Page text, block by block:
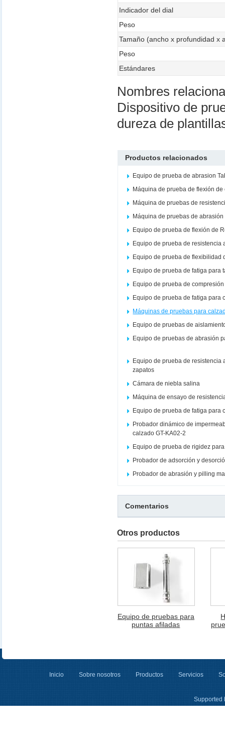
Indicador del dial
Peso
Tamaño (ancho x profundidad x
Peso
Estándares
Nombres
Dispositivo de
dureza de
Productos relacionados
Equipo de prueba de abrasion
Máquina de prueba de flexión de
Máquina de pruebas de
Máquina de pruebas de
Equipo de prueba de flexión de
Equipo de prueba de resistencia
Equipo de prueba de flexibilidad
Equipo de prueba de fatiga para
Equipo de prueba de
Equipo de prueba de fatiga para
Máquinas de pruebas para
Equipo de pruebas de
Equipo de pruebas de abrasión
Equipo de prueba de resistencia
zapatos
Cámara de niebla salina
Máquina de ensayo de
Equipo de prueba de fatiga para
Probador dinámico de
calzado GT-KA02-2
Equipo de prueba de rigidez
Probador de adsorción y
Probador de abrasión y pilling
Comentarios
Otros productos
Equipo de pruebas para
puntas afiladas
Inicio Sobre nosotros Productos Servicios
Supported